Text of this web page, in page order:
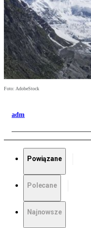
Foto: AdobeStock
adm
Powiązane
Polecane
Najnowsze